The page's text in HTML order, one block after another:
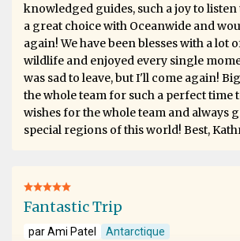
knowledged guides, such a joy to listen
a great choice with Oceanwide and
again! We have been blesses with a lot
wildlife and enjoyed every single
was sad to leave, but I'll come again!
the whole team for such a perfect time
wishes for the whole team and always
special regions of this world! Best,
Fantastic Trip
par Ami Patel Antarctique